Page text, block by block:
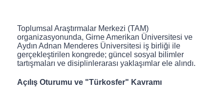
Toplumsal Araştırmalar Merkezi (TAM)
organizasyonunda, Girne Amerikan Üniversitesi ve
Aydın Adnan Menderes Üniversitesi iş birliği ile
gerçekleştirilen kongrede; güncel sosyal bilimler
tartışmaları ve disiplinlerarası yaklaşımlar ele alındı.
Açılış Oturumu ve "Türkosfer" Kavramı